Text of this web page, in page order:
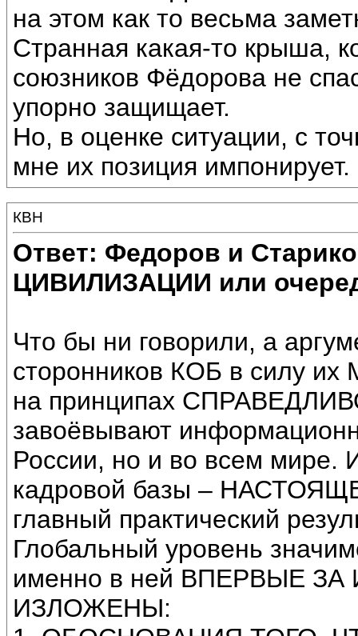
на этом как то весьма
Странная какая-то крыша,
союзников Фёдорова не
упорно защищает.
Но, в оценке ситуации, с
мне их позиция импонирует.
КВН
Ответ: Федоров и
ЦИВИЛИЗАЦИИ или
Что бы ни говорили, а
сторонников КОБ в силу
на принципах
завоёвывают
России, но и во всем
кадровой базы –
главный практический
Глобальный уровень
именно в ней ВПЕРВЫЕ
ИЗЛОЖЕНЫ: